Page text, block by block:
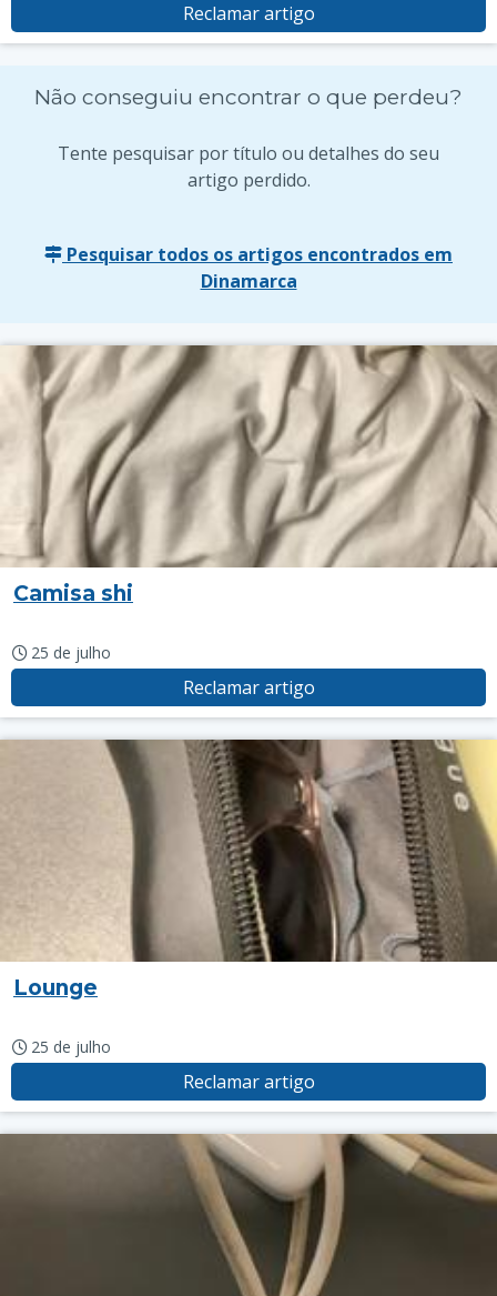
Reclamar artigo
Não conseguiu encontrar o que perdeu?
Tente pesquisar por título ou detalhes do seu
artigo perdido.
Pesquisar todos os artigos encontrados em
Dinamarca
Camisa shi
25 de julho
Reclamar artigo
Lounge
25 de julho
Reclamar artigo